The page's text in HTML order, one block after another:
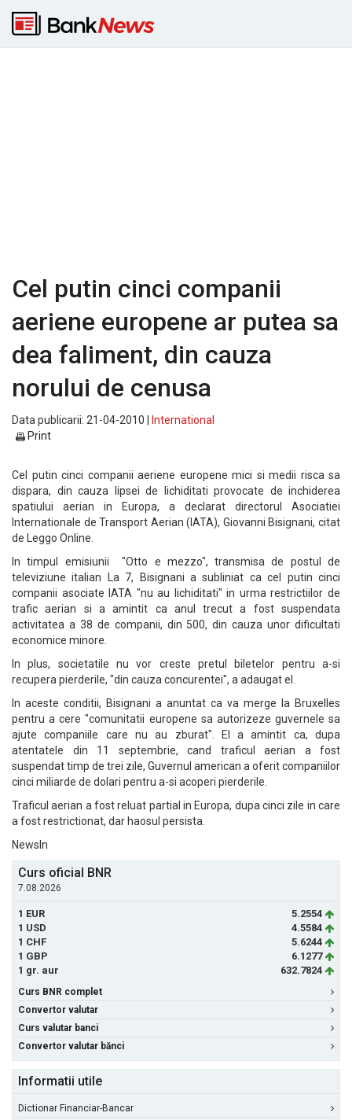
Cel putin cinci companii
aeriene europene ar putea sa
dea faliment, din cauza
norului de cenusa
Data publicarii: 21-04-2010 |
International
Print
Cel putin cinci companii aeriene europene mici si medii risca sa
dispara, din cauza lipsei de lichiditati provocate de inchiderea
spatiului aerian in Europa, a declarat directorul Asociatiei
Internationale de Transport Aerian (IATA), Giovanni Bisignani, citat
de Leggo Online.
In timpul emisiunii "Otto e mezzo", transmisa de postul de
televiziune italian La 7, Bisignani a subliniat ca cel putin cinci
companii asociate IATA "nu au lichiditati" in urma restrictiilor de
trafic aerian si a amintit ca anul trecut a fost suspendata
activitatea a 38 de companii, din 500, din cauza unor dificultati
economice minore.
In plus, societatile nu vor creste pretul biletelor pentru a-si
recupera pierderile, "din cauza concurentei", a adaugat el.
In aceste conditii, Bisignani a anuntat ca va merge la Bruxelles
pentru a cere "comunitatii europene sa autorizeze guvernele sa
ajute companiile care nu au zburat". El a amintit ca, dupa
atentatele din 11 septembrie, cand traficul aerian a fost
suspendat timp de trei zile, Guvernul american a oferit companiilor
cinci miliarde de dolari pentru a-si acoperi pierderile.
Traficul aerian a fost reluat partial in Europa, dupa cinci zile in care
a fost restrictionat, dar haosul persista.
NewsIn
Curs oficial BNR
7.08.2026
1 EUR
5.2554
1 USD
4.5584
1 CHF
5.6244
1 GBP
6.1277
1 gr. aur
632.7824
Curs BNR complet
Convertor valutar
Curs valutar banci
Convertor valutar bănci
Informatii utile
Dictionar Financiar-Bancar